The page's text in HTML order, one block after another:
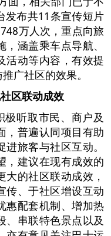
发布共11条宣传短片
万人次，重点向旅
涵盖乘车点导航、
活动等内容，有效提
广社区的效果。
区联动成效
听取市民、商户及
，普遍认同项目有助
旅客与社区互动。
，建议在现有成效的
的社区联动成效，
传、于社区增设互动
惠配套机制、增加热
、串联特色景点以及